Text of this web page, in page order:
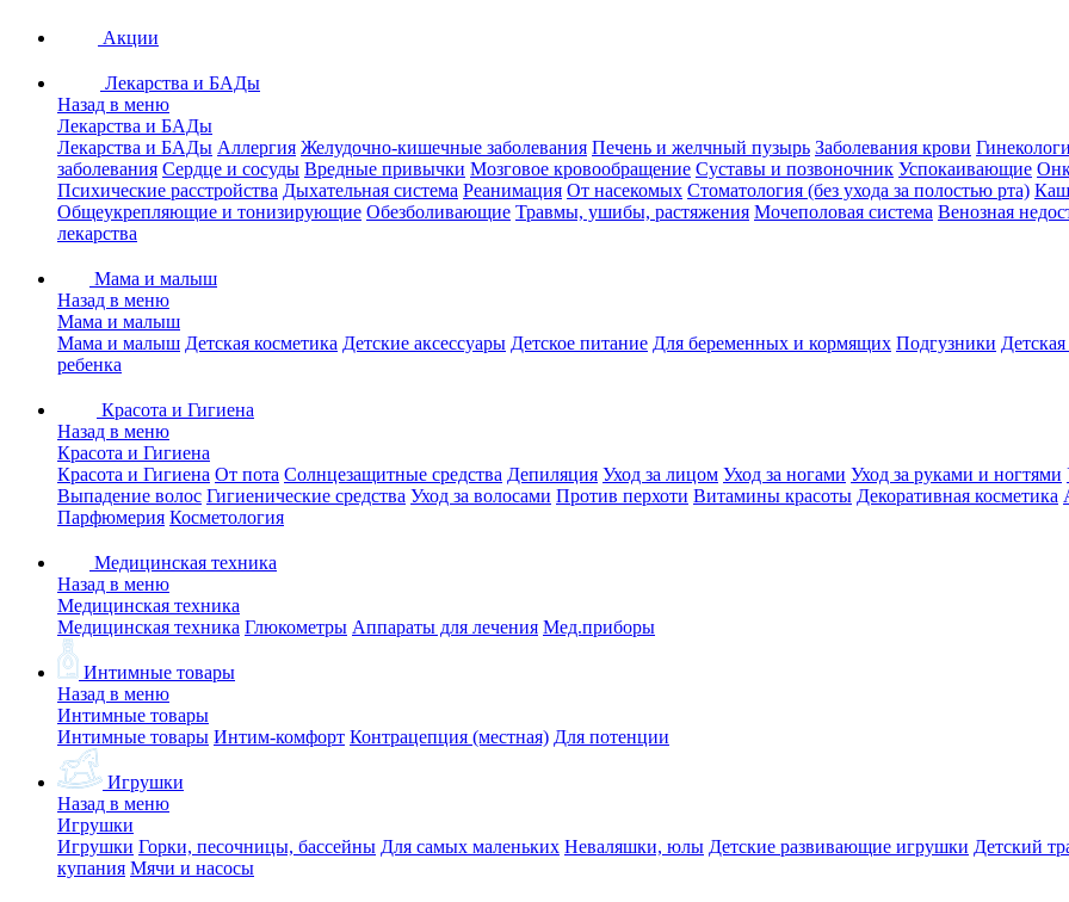
Акции
Лекарства и БАДы
Назад в меню
Лекарства и БАДы
Лекарства и БАДы Аллергия Желудочно-кишечные заболевания Печень и желчный пузырь Заболевания крови
заболевания Сердце и сосуды Вредные привычки Мозговое кровообращение Суставы и позвоночник Успокаивающие
Психические расстройства Дыхательная система Реанимация От насекомых Стоматология (без ухода за полостью рта)
Общеукрепляющие и тонизирующие Обезболивающие Травмы, ушибы, растяжения Мочеполовая система Венозная
лекарства
Мама и малыш
Назад в меню
Мама и малыш
Мама и малыш Детская косметика Детские аксессуары Детское питание Для беременных и кормящих Подгузники
ребенка
Красота и Гигиена
Назад в меню
Красота и Гигиена
Красота и Гигиена От пота Солнцезащитные средства Депиляция Уход за лицом Уход за ногами Уход за руками и ногтями
Выпадение волос Гигиенические средства Уход за волосами Против перхоти Витамины красоты Декоративная косметика
Парфюмерия Косметология
Медицинская техника
Назад в меню
Медицинская техника
Медицинская техника Глюкометры Аппараты для лечения Мед.приборы
Интимные товары
Назад в меню
Интимные товары
Интимные товары Интим-комфорт Контрацепция (местная) Для потенции
Игрушки
Назад в меню
Игрушки
Игрушки Горки, песочницы, бассейны Для самых маленьких Неваляшки, юлы Детские развивающие игрушки Детский
купания Мячи и насосы